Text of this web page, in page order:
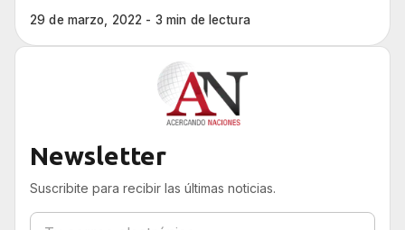
29 de marzo, 2022 - 3 min de lectura
Newsletter
Suscribite para recibir las últimas noticias.